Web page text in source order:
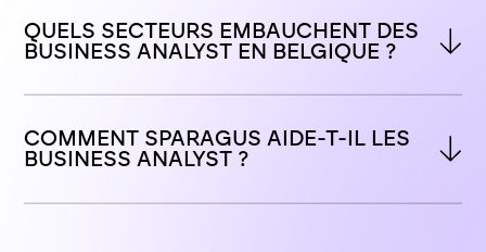
QUELS SECTEURS EMBAUCHENT DES
BUSINESS ANALYST EN BELGIQUE ?
COMMENT SPARAGUS AIDE-T-IL LES
BUSINESS ANALYST ?